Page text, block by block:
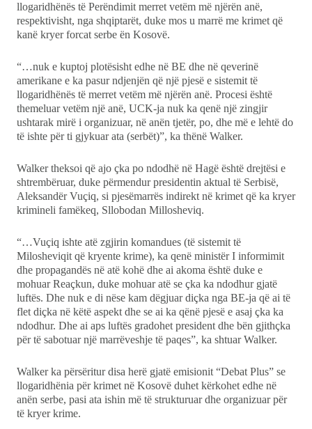
llogaridhënës të Perëndimit merret vetëm më njërën anë,
respektivisht, nga shqiptarët, duke mos u marrë me krimet që
kanë kryer forcat serbe ën Kosovë.
“…nuk e kuptoj plotësisht edhe në BE dhe në qeverinë
amerikane e ka pasur ndjenjën që një pjesë e sistemit të
llogaridhënës të merret vetëm më njërën anë. Procesi është
themeluar vetëm një anë, UCK-ja nuk ka qenë një zingjir
ushtarak mirë i organizuar, në anën tjetër, po, dhe më e lehtë do
të ishte për ti gjykuar ata (serbët)”, ka thënë Walker.
Walker theksoi që ajo çka po ndodhë në Hagë është drejtësi e
shtrembëruar, duke përmendur presidentin aktual të Serbisë,
Aleksandër Vuçiq, si pjesëmarrës indirekt në krimet që ka kryer
krimineli famëkeq, Sllobodan Millosheviq.
“…Vuçiq ishte atë zgjirin komandues (të sistemit të
Milosheviqit që kryente krime), ka qenë ministër I informimit
dhe propagandës në atë kohë dhe ai akoma është duke e
mohuar Reaçkun, duke mohuar atë se çka ka ndodhur gjatë
luftës. Dhe nuk e di nëse kam dëgjuar diçka nga BE-ja që ai të
flet diçka në këtë aspekt dhe se ai ka qënë pjesë e asaj çka ka
ndodhur. Dhe ai aps luftës gradohet president dhe bën gjithçka
për të sabotuar një marrëveshje të paqes”, ka shtuar Walker.
Walker ka përsëritur disa herë gjatë emisionit “Debat Plus” se
llogaridhënia për krimet në Kosovë duhet kërkohet edhe në
anën serbe, pasi ata ishin më të strukturuar dhe organizuar për
të kryer krime.